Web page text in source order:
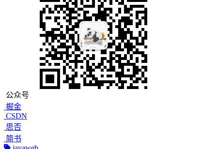
公众号
掘金
CSDN
思否
简书